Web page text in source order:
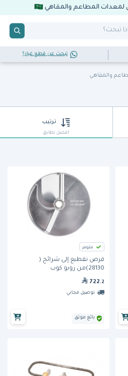
لمعدات المطاعم والمقاهي
تبحث عن قطع غيار؟
والمقاهي
ترتيب
أفضل تطابق
متوفر
قرص تقطيع إلى شرائح (
28130)من روبو كوب
722 .2
توصيل مجاني
بائع موثق